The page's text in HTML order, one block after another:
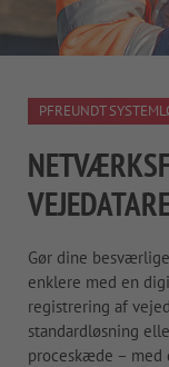
PFREUNDT
Gør dine
enklere med en
registrering af
standardløsning
proceskæde – med